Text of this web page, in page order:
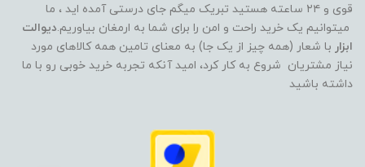
قوی و ۲۴ ساعته هستید تبریک میگم جای درستی آمده اید ، ما
میتوانیم یک خرید راحت و امن را برای شما به ارمغان بیاوریم.دیوالت
ابزار با شعار (همه چیز از یک جا) به معنای تامین همه کالاهای مورد
نیاز مشتریان شروع به کار کرد، امید آنکه تجربه خرید خوبی رو با ما
داشته باشید